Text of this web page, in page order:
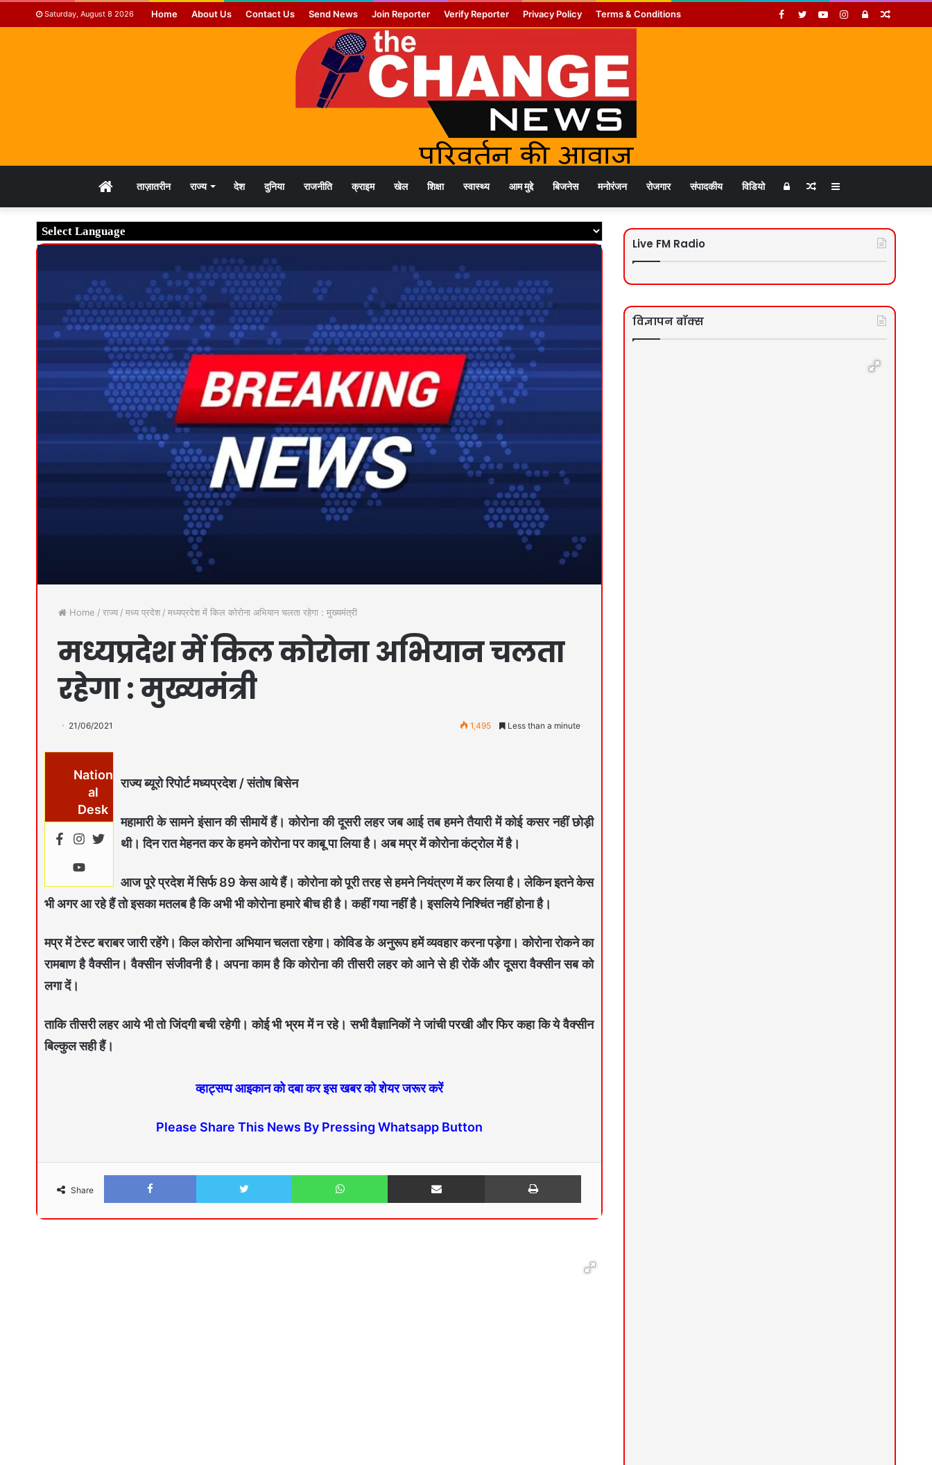
Saturday, August 8 2026 Home About Us Contact Us Send News Join Reporter Verify Reporter Privacy Policy Terms & Conditions Random
Log
Instagram
YouTube
Twitter
Facebook
HOMEताज़ातरीन राज्य देश दुनिया राजनीति क्राइम खेल शिक्षा स्वास्थ्य आम मुद्दे बिजनेस मनोरंजन रोजगार संपादकीय विडियो Sidebar
Random
Article
Log
In
Home / राज्य / मध्य प्रदेश / मध्यप्रदेश में किल कोरोना अभियान चलता रहेगा : मुख्यमंत्री
मध्यप्रदेश में किल कोरोना अभियान चलता
रहेगा : मुख्यमंत्री
21/06/2021 1,495 Less than a minute
Nation
al
Desk
राज्य ब्यूरो रिपोर्ट मध्यप्रदेश / संतोष बिसेन
महामारी के सामने इंसान की सीमायें हैं। कोरोना की दूसरी लहर जब आई तब हमने तैयारी में कोई कसर नहीं छोड़ी
थी। दिन रात मेहनत कर के हमने कोरोना पर काबू पा लिया है। अब मप्र में कोरोना कंट्रोल में है।
आज पूरे प्रदेश में सिर्फ 89 केस आये हैं। कोरोना को पूरी तरह से हमने नियंत्रण में कर लिया है। लेकिन इतने केस
भी अगर आ रहे हैं तो इसका मतलब है कि अभी भी कोरोना हमारे बीच ही है। कहीं गया नहीं है। इसलिये निश्चिंत नहीं होना है।
मप्र में टेस्ट बराबर जारी रहेंगे। किल कोरोना अभियान चलता रहेगा। कोविड के अनुरूप हमें व्यवहार करना पड़ेगा। कोरोना रोकने का
रामबाण है वैक्सीन। वैक्सीन संजीवनी है। अपना काम है कि कोरोना की तीसरी लहर को आने से ही रोकें और दूसरा वैक्सीन सब को
लगा दें।
ताकि तीसरी लहर आये भी तो जिंदगी बची रहेगी। कोई भी भ्रम में न रहे। सभी वैज्ञानिकों ने जांची परखी और फिर कहा कि ये वैक्सीन
बिल्कुल सही हैं।
व्हाट्सप्प आइकान को दबा कर इस खबर को शेयर जरूर करें
Please Share This News By Pressing Whatsapp Button
Share
Facebook Twitter WhatsApp Share via Email Print
Live FM Radio
विज्ञापन बॉक्स